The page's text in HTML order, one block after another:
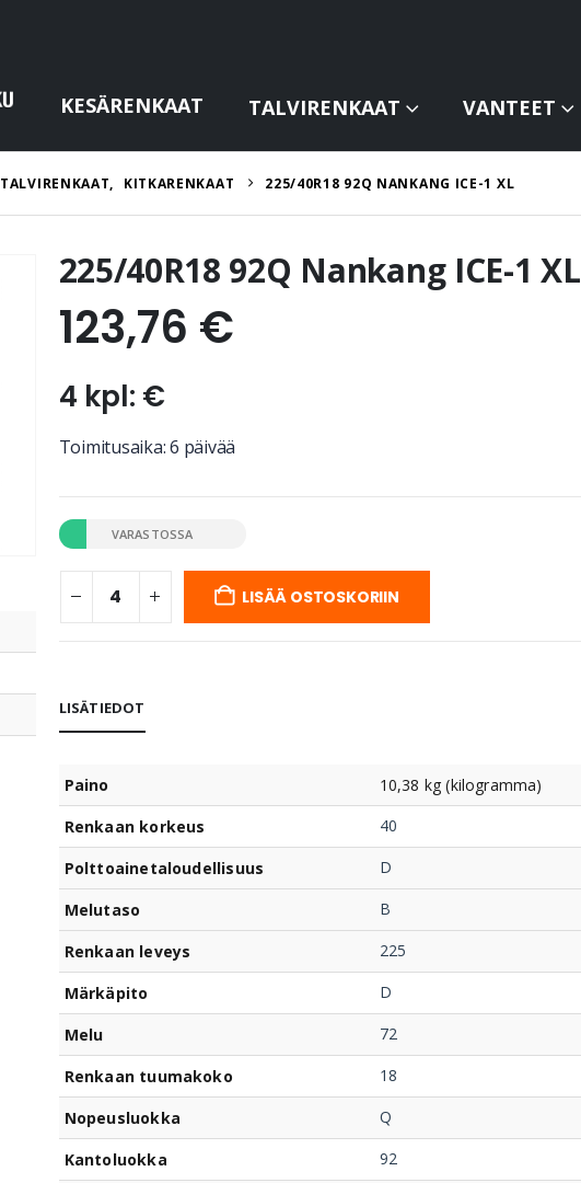
KESÄRENKAAT TALVIRENKAAT VANTEET
TALVIRENKAAT, KITKARENKAAT 225/40R18 92Q NANKANG ICE-1 XL
225/40R18 92Q Nankang ICE-1 XL
123,76 €
4 kpl: €
Toimitusaika: 6 päivää
VARASTOSSA
LISÄÄ OSTOSKORIIN
LISÄTIEDOT
Paino
10,38 kg (kilogramma)
Renkaan korkeus
40
Polttoainetaloudellisuus D
Melutaso B
Renkaan leveys 225
Märkäpito D
Melu 72
Renkaan tuumakoko 18
Nopeusluokka Q
Kantoluokka 92